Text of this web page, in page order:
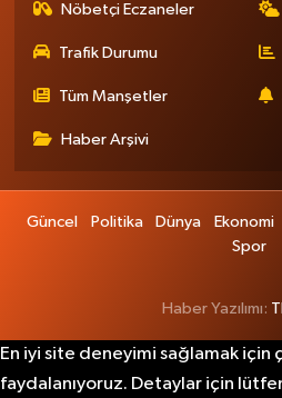
Nöbetçi Eczaneler
Trafik Durumu
Tüm Manşetler
Haber Arşivi
Güncel Politika Dünya Ekonomi
Spor
Haber Yazılımı:
En iyi site deneyimi sağlamak için
faydalanıyoruz. Detaylar için lütfen